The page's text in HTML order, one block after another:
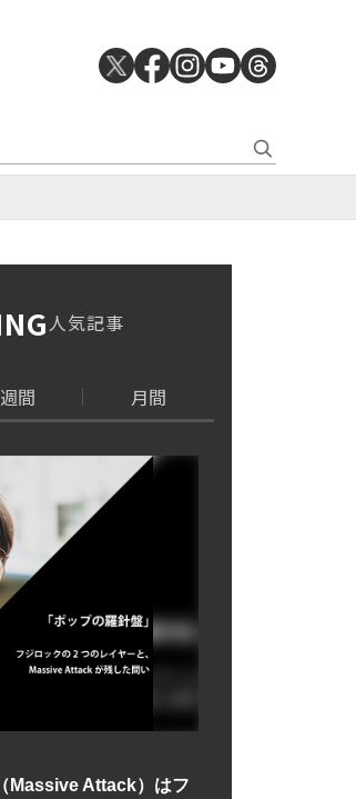
人気記事
週間 月間
Massive Attack）はフ